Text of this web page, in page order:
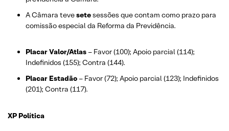
A Câmara tevesetesessões que contam como prazo para
comissão especial da Reforma da Previdência.
Placar Valor/Atlas – Favor (100); Apoio parcial (114);
Indefinidos (155); Contra (144).
Placar Estadão – Favor (72); Apoio parcial (123); Indefinidos
(201); Contra (117).
XP Política